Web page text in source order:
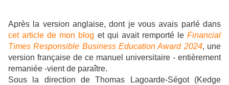
Après la version anglaise, dont je vous avais parlé dans
cet article de mon blog et qui avait remporté leFinancial
Times Responsible Business Education Award 2024, une
version française de ce manuel universitaire - entièrement
remaniée -vient de paraître.
Sous la direction de Thomas Lagoarde-Ségot (Kedge